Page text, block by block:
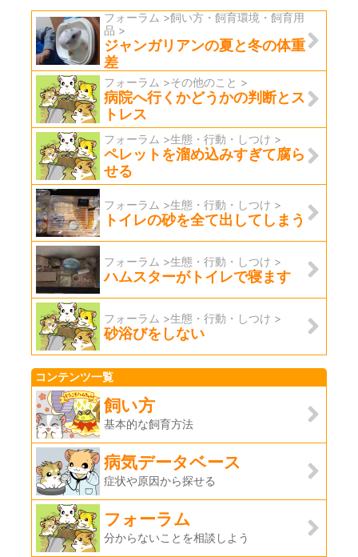
フォーラム >飼い方・飼育環境・飼育用
品 >
ジャンガリアンの夏と冬の体重
差
フォーラム >その他のこと >
病院へ行くかどうかの判断とス
トレス
フォーラム >生態・行動・しつけ >
ペレットを溜め込みすぎて腐ら
せる
フォーラム >生態・行動・しつけ >
トイレの砂を全て出してしまう
フォーラム >生態・行動・しつけ >
ハムスターがトイレで寝ます
フォーラム >生態・行動・しつけ >
砂浴びをしない
コンテンツ一覧
飼い方
基本的な飼育方法
病気データベース
症状や原因から探せる
フォーラム
分からないことを相談しよう